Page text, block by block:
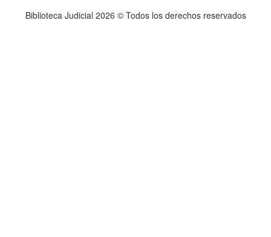
Biblioteca Judicial 2026 © Todos los derechos reservados